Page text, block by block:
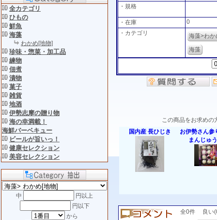
全カテゴリ
ひもの
鮮魚
海藻
わかめ[地物]
珍味・惣菜・加工品
練物
佃煮
漬物
菓子
雑貨
地酒
伊勢志摩の贈り物
海の幸満載！
海鮮バーベキュー
ビールが旨いっ！
健康セレクション
美容セレクション
中
円以上
円以下
から
・規格
・在庫
0
・カテゴリ
海藻>わか
海藻
この商品をお求めの
国内産 長ひじき
お伊勢さん参
まんじゅ
全0件 良い